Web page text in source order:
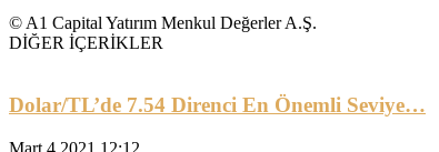
© A1 Capital Yatırım Menkul Değerler A.Ş.
DİĞER İÇERİKLER
Dolar/TL’de 7.54 Direnci En Önemli Seviye…
Mart 4 2021 12:12